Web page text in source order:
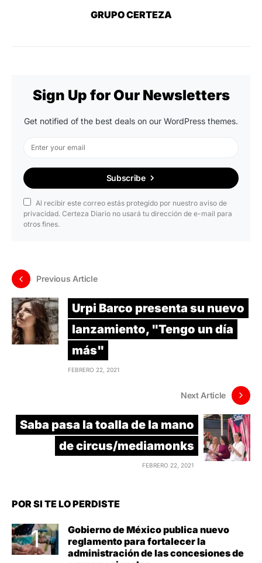
GRUPO CERTEZA
Sign Up for Our Newsletters
Get notified of the best deals on our WordPress themes.
Subscribe
Al recibir este correo estás protegido por nuestro aviso de
privacidad. Certeza Diario no usará tu dirección de e-mail para
otros fines.
Previous Article
Urpi Barco presenta su nuevo
lanzamiento, "Tengo un día
más"
FEBRERO 22, 2021
Next Article
Saba pasa la toalla de la mano
de circus/mediamonks
FEBRERO 22, 2021
POR SI TE LO PERDISTE
Gobierno de México publica nuevo
reglamento para fortalecer la
administración de las concesiones de